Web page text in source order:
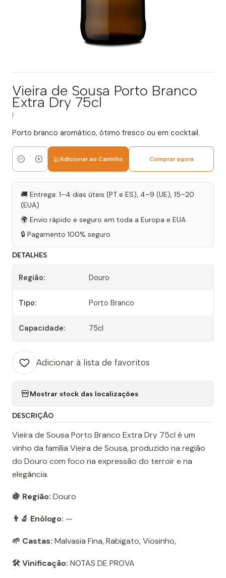
Vieira de Sousa Porto Branco
Extra Dry 75cl
Porto branco aromático, ótimo fresco ou em cocktail.
Quantidade
Adicionar ao Carrinho Comprar agora
🚚 Entrega: 1–4 dias úteis (PT e ES), 4–9 (UE), 15–20
(EUA)
🌍 Envio rápido e seguro em toda a Europa e EUA
🔒 Pagamento 100% seguro
DETALHES
Região: Douro
Tipo: Porto Branco
Capacidade: 75cl
Adicionar à lista de favoritos
Mostrar stock das localizações
DESCRIÇÃO
Vieira de Sousa Porto Branco Extra Dry 75cl é um
vinho da família Vieira de Sousa, produzido na região
do Douro com foco na expressão do terroir e na
elegância.
🍇 Região: Douro
👨‍🔬 Enólogo: —
🌱 Castas: Malvasia Fina, Rabigato, Viosinho,
🛠️ Vinificação: NOTAS DE PROVA